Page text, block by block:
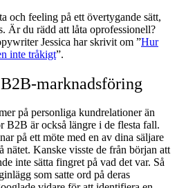
och feeling på ett övertygande sätt,
Är du rädd att låta oprofessionell?
Jessica har skrivit om ”Hur
inte tråkigt”.
marknadsföring
på personliga kundrelationer än
B2B är också längre i de flesta fall.
på ett möte med en av dina säljare
nätet. Kanske visste de från början att
inte sätta fingret på vad det var. Så
som satte ord på deras